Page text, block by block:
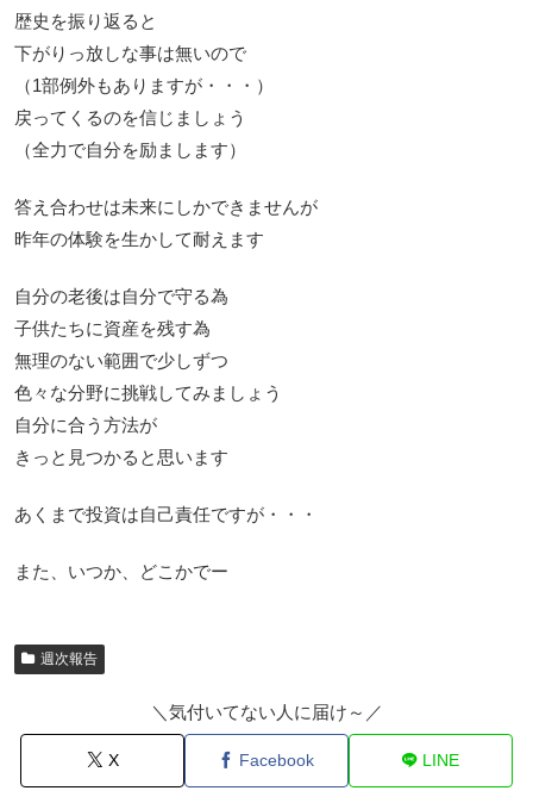
歴史を振り返ると
下がりっ放しな事は無いので
（1部例外もありますが・・・）
戻ってくるのを信じましょう
（全力で自分を励まします）
答え合わせは未来にしかできませんが
昨年の体験を生かして耐えます
自分の老後は自分で守る為
子供たちに資産を残す為
無理のない範囲で少しずつ
色々な分野に挑戦してみましょう
自分に合う方法が
きっと見つかると思います
あくまで投資は自己責任ですが・・・
また、いつか、どこかでー
週次報告
＼気付いてない人に届け～／
X Facebook LINE